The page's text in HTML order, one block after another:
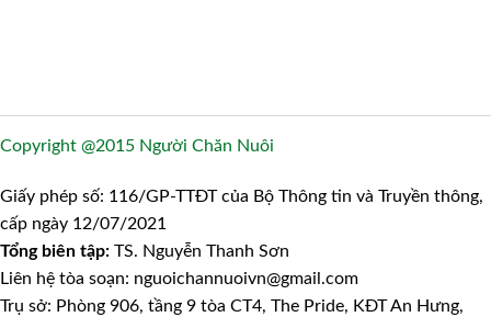
Copyright @2015 Người Chăn Nuôi
Giấy phép số: 116/GP-TTĐT của Bộ Thông tin và Truyền thông,
cấp ngày 12/07/2021
Tổng biên tập: TS. Nguyễn Thanh Sơn
Liên hệ tòa soạn: nguoichannuoivn@gmail.com
Trụ sở: Phòng 906, tầng 9 tòa CT4, The Pride, KĐT An Hưng,